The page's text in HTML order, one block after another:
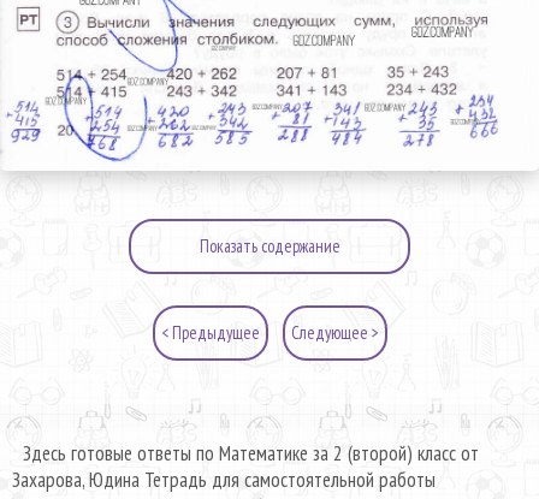
Показать содержание
< Предыдущее Следующее >
Здесь готовые ответы по Математике за 2 (второй) класс от
Захарова, Юдина Тетрадь для самостоятельной работы